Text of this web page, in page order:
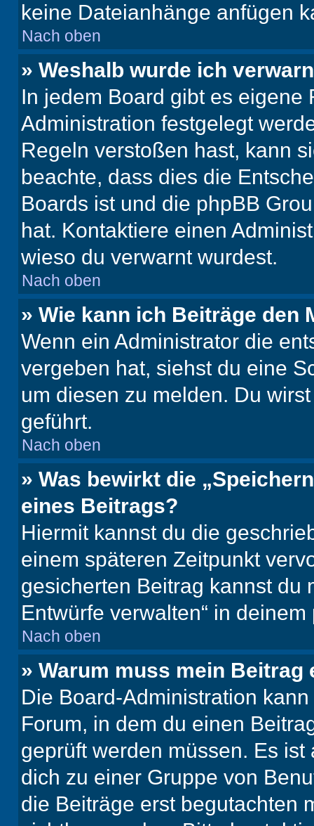
keine Dateianhänge anfügen
Nach oben
» Weshalb wurde ich
In jedem Board gibt es
Administration festgelegt
Regeln verstoßen hast, kann
beachte, dass dies die
Boards ist und die phpBB
hat. Kontaktiere einen
wieso du verwarnt wurdest.
Nach oben
» Wie kann ich Beiträge den
Wenn ein Administrator die
vergeben hat, siehst du eine
um diesen zu melden. Du
geführt.
Nach oben
» Was bewirkt die
eines Beitrags?
Hiermit kannst du die
einem späteren Zeitpunkt
gesicherten Beitrag kannst du
Entwürfe verwalten“ in
Nach oben
» Warum muss mein
Die Board-Administration
Forum, in dem du einen
geprüft werden müssen. Es
dich zu einer Gruppe von
die Beiträge erst begutachten